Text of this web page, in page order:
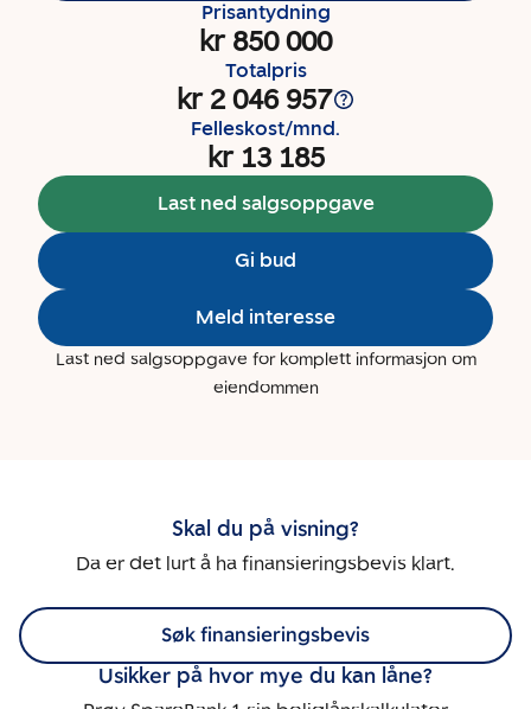
Prisantydning
kr 850 000
Totalpris
kr 2 046 957
Felleskost/mnd.
kr 13 185
Last ned salgsoppgave
Gi bud
Meld interesse
Last ned salgsoppgave for komplett informasjon om
eiendommen
Skal du på visning?
Da er det lurt å ha finansieringsbevis klart.
Søk finansieringsbevis
Usikker på hvor mye du kan låne?